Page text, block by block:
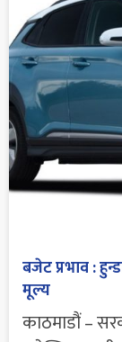
बजेट प्रभाव :
मूल्य
काठमाडौं –